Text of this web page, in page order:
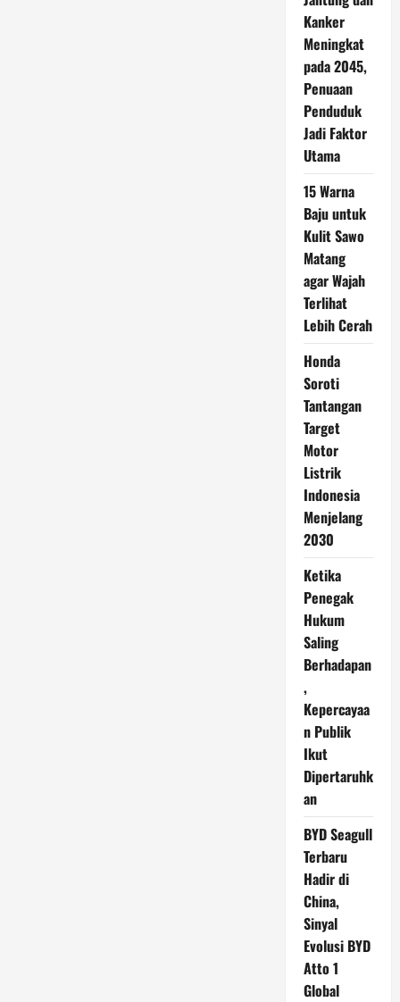
Kanker
Meningkat
pada 2045,
Penuaan
Penduduk
Jadi Faktor
Utama
15 Warna
Baju untuk
Kulit Sawo
Matang
agar Wajah
Terlihat
Lebih Cerah
Honda
Soroti
Tantangan
Target
Motor
Listrik
Indonesia
Menjelang
2030
Ketika
Penegak
Hukum
Saling
Berhadapan
,
Kepercayaa
n Publik
Ikut
Dipertaruhk
an
BYD Seagull
Terbaru
Hadir di
China,
Sinyal
Evolusi BYD
Atto 1
Global